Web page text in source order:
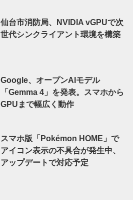
仙台市消防局、NVIDIA vGPUで次
世代シンクライアント環境を構築
Google、オープンAIモデル
「Gemma 4」を発表。スマホから
GPUまで幅広く動作
スマホ版「Pokémon HOME」で
アイコン表示の不具合が発生中、
アップデートで対応予定